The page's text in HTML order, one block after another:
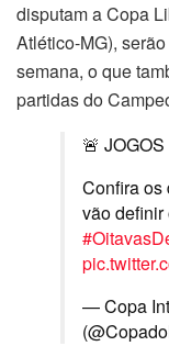
disputam a Copa
Atlético-MG),
semana, o que
partidas do
🚨
Confira os
vão
— Copa